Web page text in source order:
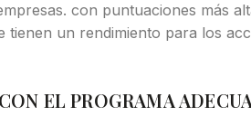
con puntuaciones más
tienen un rendimiento para los
EL PROGRAMA